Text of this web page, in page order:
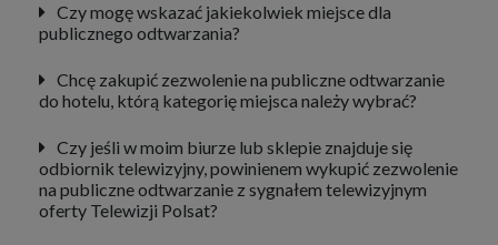
Czy mogę wskazać jakiekolwiek miejsce dla
publicznego odtwarzania?
Chcę zakupić zezwolenie na publiczne odtwarzanie
do hotelu, którą kategorię miejsca należy wybrać?
Czy jeśli w moim biurze lub sklepie znajduje się
odbiornik telewizyjny, powinienem wykupić zezwolenie
na publiczne odtwarzanie z sygnałem telewizyjnym
oferty Telewizji Polsat?